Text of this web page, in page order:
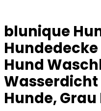
blunique
Hund
Hunde, Grau